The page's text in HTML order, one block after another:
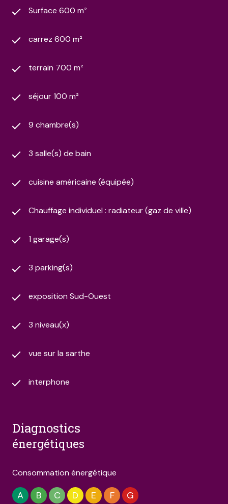
Surface 600 m²
carrez 600 m²
terrain 700 m²
séjour 100 m²
9 chambre(s)
3 salle(s) de bain
cuisine américaine (équipée)
Chauffage individuel : radiateur (gaz de ville)
1 garage(s)
3 parking(s)
exposition Sud-Ouest
3 niveau(x)
vue sur la sarthe
interphone
diagnostics
énergétiques
Consommation énergétique
A B C D E F G